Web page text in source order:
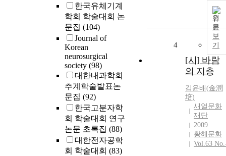
한국유체기계
학회 학술대회 논
문집 (104)
Journal of
Korean
neurosurgical
society (98)
대한내과학회
추계학술발표논
문집 (92)
한국고분자학
회 학술대회 연구
논문 초록집 (88)
대한전자공학
회 학술대회 (83)
원
문
보
기
4
[시] 바람
의 지층
김윤배(金潤
培)
새얼문화
재단
2009
황해문화
Vol.63